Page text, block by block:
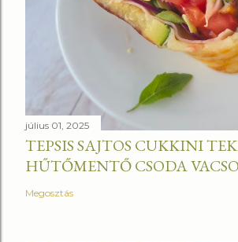
július 01, 2025
TEPSIS SAJTOS CUKKINI
HŰTŐMENTŐ CSODA
Megosztás